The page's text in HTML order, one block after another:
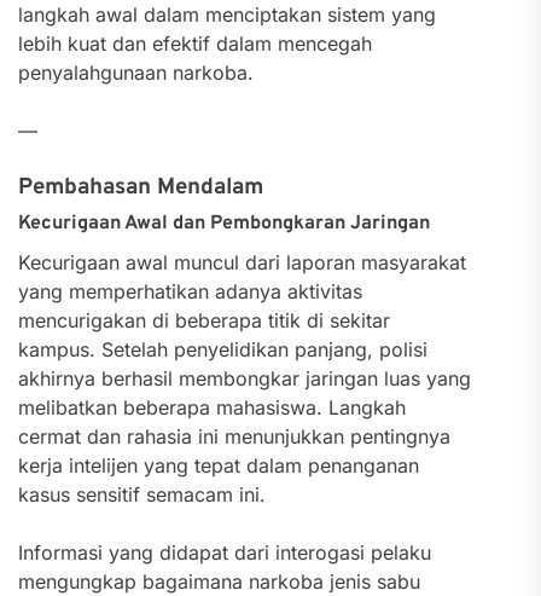
langkah awal dalam menciptakan sistem yang
lebih kuat dan efektif dalam mencegah
penyalahgunaan narkoba.
—
Pembahasan Mendalam
Kecurigaan Awal dan Pembongkaran Jaringan
Kecurigaan awal muncul dari laporan masyarakat
yang memperhatikan adanya aktivitas
mencurigakan di beberapa titik di sekitar
kampus. Setelah penyelidikan panjang, polisi
akhirnya berhasil membongkar jaringan luas yang
melibatkan beberapa mahasiswa. Langkah
cermat dan rahasia ini menunjukkan pentingnya
kerja intelijen yang tepat dalam penanganan
kasus sensitif semacam ini.
Informasi yang didapat dari interogasi pelaku
mengungkap bagaimana narkoba jenis sabu